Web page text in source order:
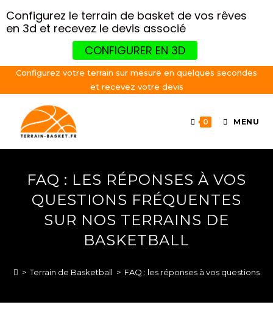
Configurez votre terrain sur mesure en quelques secondes
et recevez votre devis
0 MENU
FAQ : LES RÉPONSES À VOS
QUESTIONS FRÉQUENTES
SUR NOS TERRAINS DE
BASKETBALL
> Terrain de Basketball > FAQ : les réponses à vos questions
Configurez le terrain de basket de vos rêves
en 3d et recevez le devis associé
CONFIGURER EN 3D